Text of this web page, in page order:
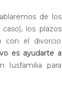
de los
los plazos
con el divorcio
es ayudarte a
Iusfamilia para